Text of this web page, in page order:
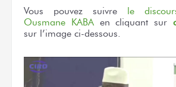
Vous pouvez suivre le
Ousmane KABA en cliquant sur
sur l’image ci-dessous.